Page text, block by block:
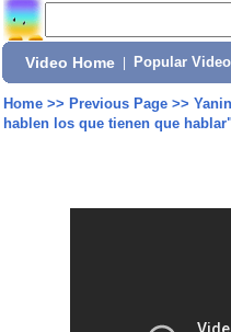
Video Home Popular
Home>> Previous Page>>
hablen los que tienen que